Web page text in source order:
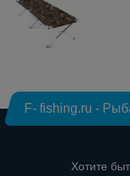
F- fishing.ru -
Хотите